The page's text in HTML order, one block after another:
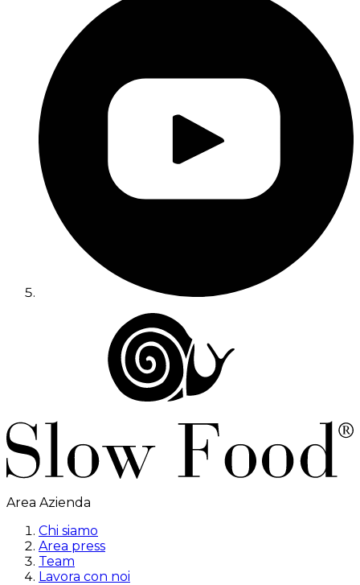
Area Azienda
Chi siamo
Area press
Team
Lavora con noi